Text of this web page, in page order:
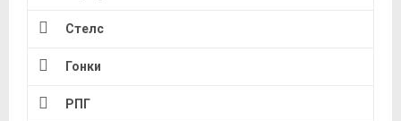
Стелс
Гонки
РПГ